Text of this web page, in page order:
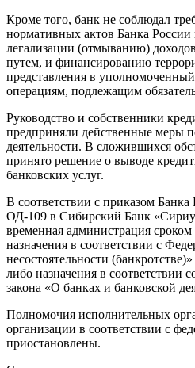
Кроме того, банк не соблюдал
нормативных актов Банка России
легализации (отмыванию)
путем, и финансированию
представления в
операциям, подлежащим
Руководство и собственники
предприняли действенные меры
деятельности. В сложившихся
принято решение о выводе
банковских услуг.
В соответствии с приказом
ОД-109 в Сибирский Банк
временная администрация
назначения в соответствии с
несостоятельности
либо назначения в соответствии
закона «О банках и банковской
Полномочия исполнительных
организации в соответствии с
приостановлены.